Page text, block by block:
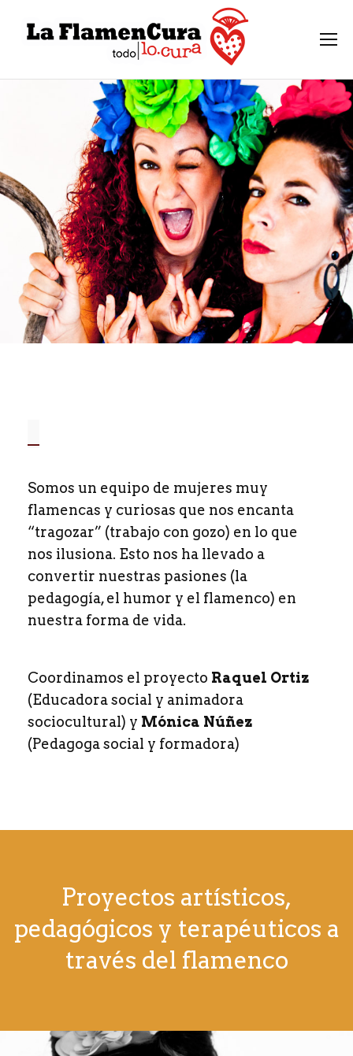
Somos un equipo de mujeres muy
flamencas y curiosas que nos encanta
“tragozar” (trabajo con gozo) en lo que
nos ilusiona. Esto nos ha llevado a
convertir nuestras pasiones (la
pedagogía, el humor y el flamenco) en
nuestra forma de vida.
Coordinamos el proyecto Raquel Ortiz
(Educadora social y animadora
sociocultural) y Mónica Núñez
(Pedagoga social y formadora)
Proyectos artísticos,
pedagógicos y terapéuticos a
través del flamenco